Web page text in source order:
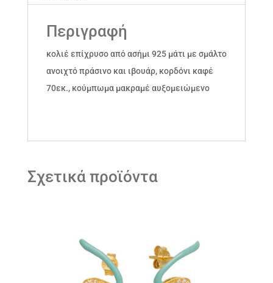
Περιγραφή
κολιέ επίχρυσο από ασήμι 925 μάτι με σμάλτο
ανοιχτό πράσινο και ιβουάρ, κορδόνι καφέ
70εκ., κούμπωμα μακραμέ αυξομειώμενο
Σχετικά προϊόντα